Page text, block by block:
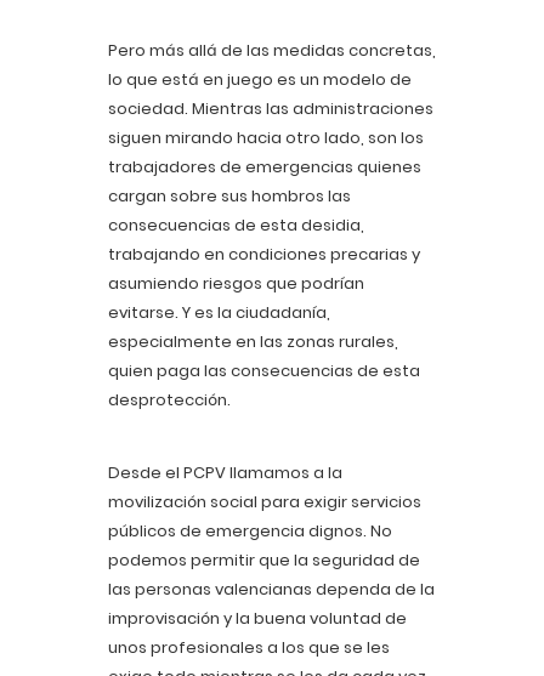
Pero más allá de las medidas concretas,
lo que está en juego es un modelo de
sociedad. Mientras las administraciones
siguen mirando hacia otro lado, son los
trabajadores de emergencias quienes
cargan sobre sus hombros las
consecuencias de esta desidia,
trabajando en condiciones precarias y
asumiendo riesgos que podrían
evitarse. Y es la ciudadanía,
especialmente en las zonas rurales,
quien paga las consecuencias de esta
desprotección.
Desde el PCPV llamamos a la
movilización social para exigir servicios
públicos de emergencia dignos. No
podemos permitir que la seguridad de
las personas valencianas dependa de la
improvisación y la buena voluntad de
unos profesionales a los que se les